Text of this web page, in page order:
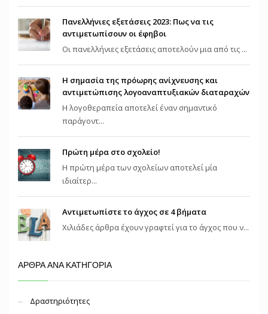
Πανελλήνιες εξετάσεις 2023: Πως να τις
αντιμετωπίσουν οι έφηβοι
Οι πανελλήνιες εξετάσεις αποτελούν μια από τις ...
Η σημασία της πρόωρης ανίχνευσης και
αντιμετώπισης λογοαναπτυξιακών διαταραχών
Η λογοθεραπεία αποτελεί έναν σημαντικό
παράγοντ...
Πρώτη μέρα στο σχολείο!
Η πρώτη μέρα των σχολείων αποτελεί μία
ιδιαίτερ...
Αντιμετωπίστε το άγχος σε 4 βήματα
Χιλιάδες άρθρα έχουν γραφτεί για το άγχος που ν...
ΑΡΘΡΑ ΑΝΑ ΚΑΤΗΓΟΡΙΑ
Δραστηριότητες